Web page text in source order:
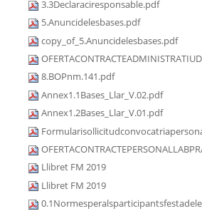
3.3Declaraciresponsable.pdf
5.Anuncidelesbases.pdf
copy_of_5.Anuncidelesbases.pdf
8.BOPnm.141.pdf
Annex1.1Bases_Llar_V.02.pdf
Annex1.2Bases_Llar_V.01.pdf
Llibret FM 2019
Llibret FM 2019